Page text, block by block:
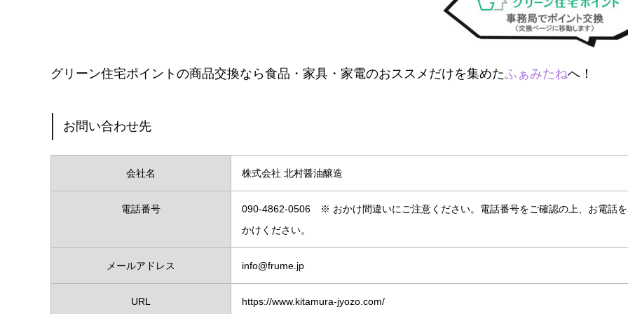
グリーン住宅ポイントの商品交換なら食品・家具・家電のおススメだけを集めたふぁみたねへ！
お問い合わせ先
会社名 株式会社 北村醤油醸造
電話番号
090-4862-0506 ※ おかけ間違いにご注意ください。電話番号をご確認の上、お電話
かけください。
メールアドレス info@frume.jp
URL https://www.kitamura-jyozo.com/